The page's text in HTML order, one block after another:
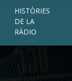
HISTÒRIES
DE LA
RÀDIO